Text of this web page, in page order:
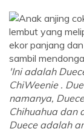
'Ini adalah
ChiWeenie .
namanya,
Chihuahua dan
Duece adalah